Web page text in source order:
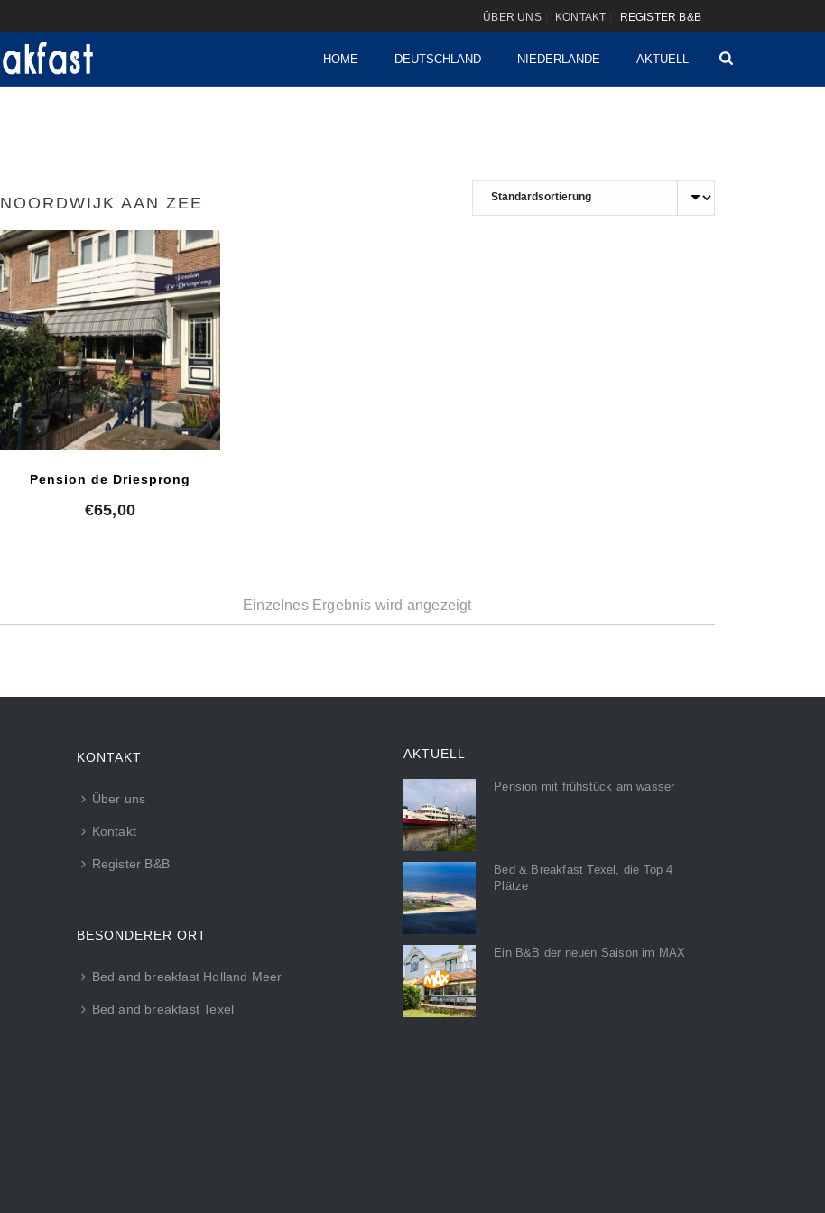
ÜBER UNS KONTAKT REGISTER B&B
HOME DEUTSCHLAND NIEDERLANDE AKTUELL
NOORDWIJK AAN ZEE
Pension de Driesprong
€65,00
Einzelnes Ergebnis wird angezeigt
KONTAKT
Über uns
Kontakt
Register B&B
BESONDERER ORT
Bed and breakfast Holland Meer
Bed and breakfast Texel
AKTUELL
Pension mit frühstück am wasser
Bed & Breakfast Texel, die Top 4
Plätze
Ein B&B der neuen Saison im MAX